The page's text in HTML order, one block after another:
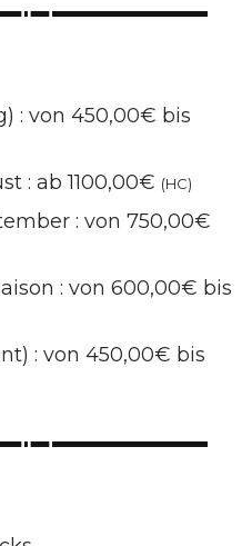
: von 450,00€ bis
: ab 1100,00€ (HC)
: von 750,00€
: von 600,00€ bis
: von 450,00€ bis